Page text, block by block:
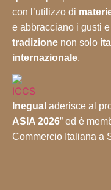
con l’utilizzo di
e abbracciano i gusti
tradizione non solo
internazionale.
Inegual aderisce al
ASIA 2026” ed è
Commercio Italiana a